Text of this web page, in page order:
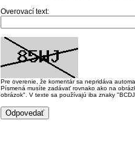
Overovací text:
Pre overenie, že komentár sa nepridáva
Písmená musíte zadávať rovnako ako na
obrázok". V texte sa používajú iba znaky